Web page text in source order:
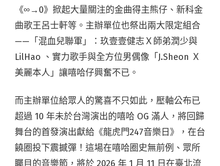
《∞→0》掀起大量關注的金曲得主熊仔、新科金
曲歌王呂士軒等。主辦單位也祭出兩大限定組合
——「混血兒聯軍」：玖壹壹健志Ｘ師弟潤少與
LilHao 、實力歌手與全方位男偶像「J.Sheon Ｘ
美麗本人」讓嘻哈仔興奮不已。
而主辦單位給眾人的驚喜不只如此，壓軸公布已
超過 10 年未於台灣演出的嘻哈 OG 滿人，將回歸
舞台的首發演出獻給《龍虎門247音樂日》，在台
饒圈投下震撼彈！這場在嘻哈圈史無前例、眾所
矚目的音樂節，將於 2026 年 1 月 11 日在臺北流